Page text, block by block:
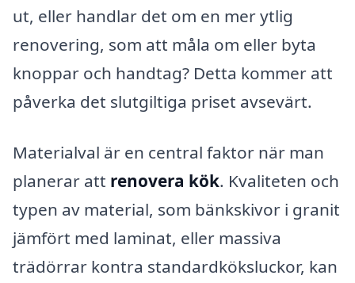
ut, eller handlar det om en mer ytlig
renovering, som att måla om eller byta
knoppar och handtag? Detta kommer att
påverka det slutgiltiga priset avsevärt.
Materialval är en central faktor när man
planerar att renovera kök. Kvaliteten och
typen av material, som bänkskivor i granit
jämfört med laminat, eller massiva
trädörrar kontra standardköksluckor, kan